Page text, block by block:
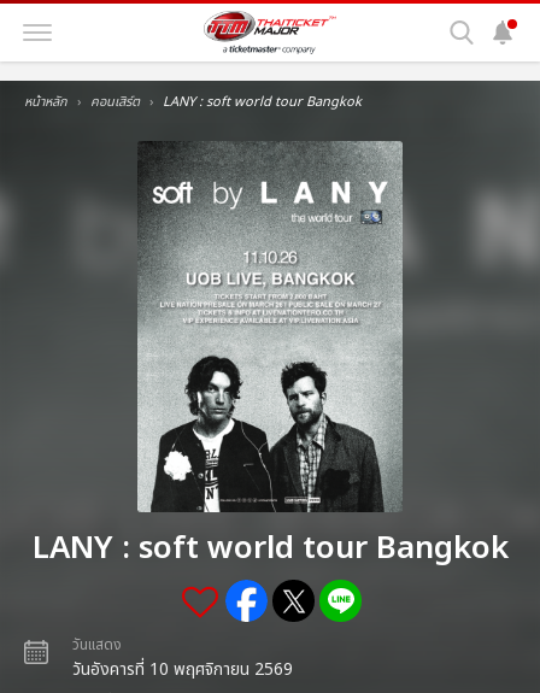
หน้าหลัก คอนเสิร์ต LANY : soft world tour Bangkok
LANY : soft world tour Bangkok
วันแสดง
วันอังคารที่ 10 พฤศจิกายน 2569